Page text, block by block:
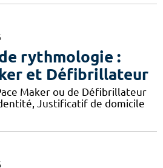
rythmologie :
et Défibrillateur
Maker ou de Défibrillateur
Justificatif de domicile